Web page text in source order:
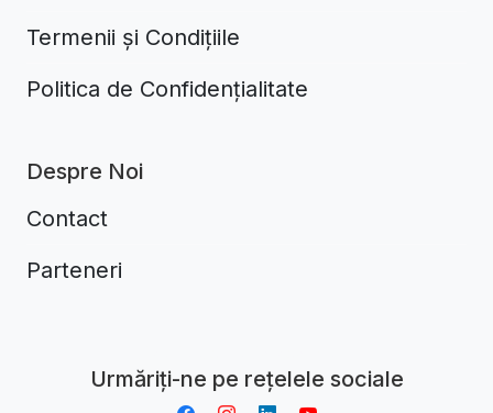
Termenii și Condițiile
Politica de Confidențialitate
Despre Noi
Contact
Parteneri
Urmăriți-ne pe rețelele sociale